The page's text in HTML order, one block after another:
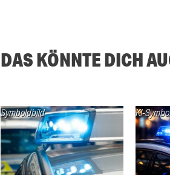
DAS KÖNNTE DICH
Symboldbild KI-